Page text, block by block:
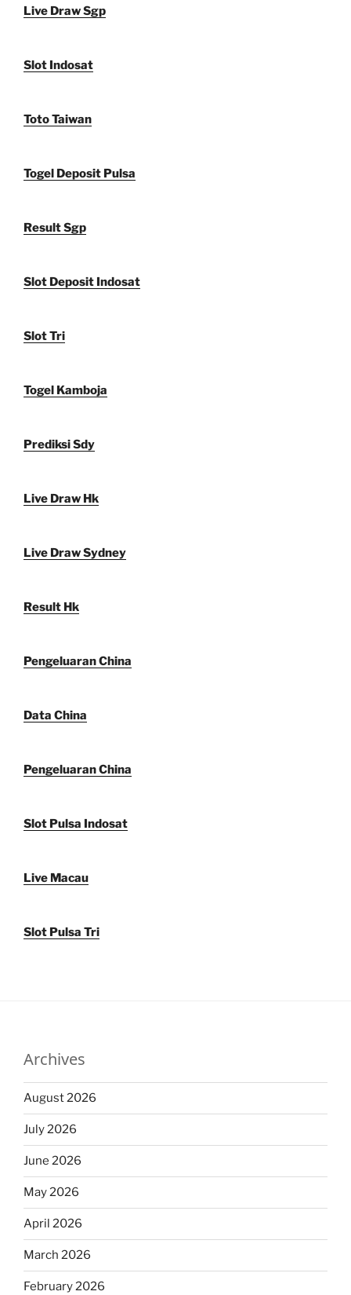
Live Draw Sgp
Slot Indosat
Toto Taiwan
Togel Deposit Pulsa
Result Sgp
Slot Deposit Indosat
Slot Tri
Togel Kamboja
Prediksi Sdy
Live Draw Hk
Live Draw Sydney
Result Hk
Pengeluaran China
Data China
Pengeluaran China
Slot Pulsa Indosat
Live Macau
Slot Pulsa Tri
Archives
August 2026
July 2026
June 2026
May 2026
April 2026
March 2026
February 2026